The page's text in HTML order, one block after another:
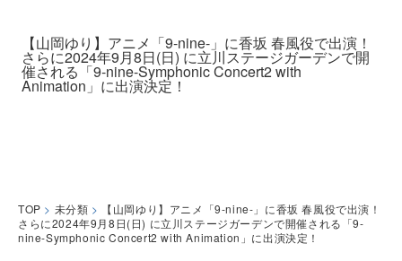
TOP > 未分類 >
【山岡ゆり】アニメ「9-nine-」に香坂 春風役で出演！
さらに2024年9月8日(日) に立川ステージガーデンで開催される「9-
nine-Symphonic Concert2 with Animation」に出演決定！
【山岡ゆり】アニメ「9-nine-」に香坂 春風役で出演！
さらに2024年9月8日(日) に立川ステージガーデンで開
催される「9-nine-Symphonic Concert2 with
Animation」に出演決定！